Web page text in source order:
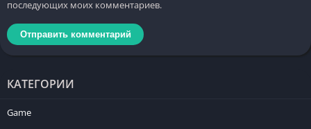
последующих моих комментариев.
КАТЕГОРИИ
Game